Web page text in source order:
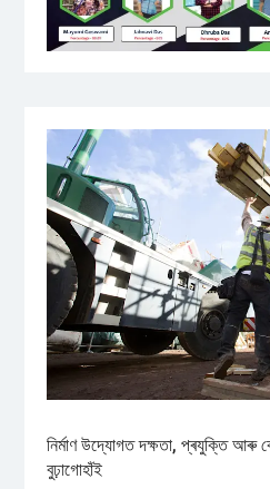
নিৰ্মাণ উদ্যোগত দক্ষতা, প্ৰযুক্তি আৰু
বুঢ়াগোহাঁই